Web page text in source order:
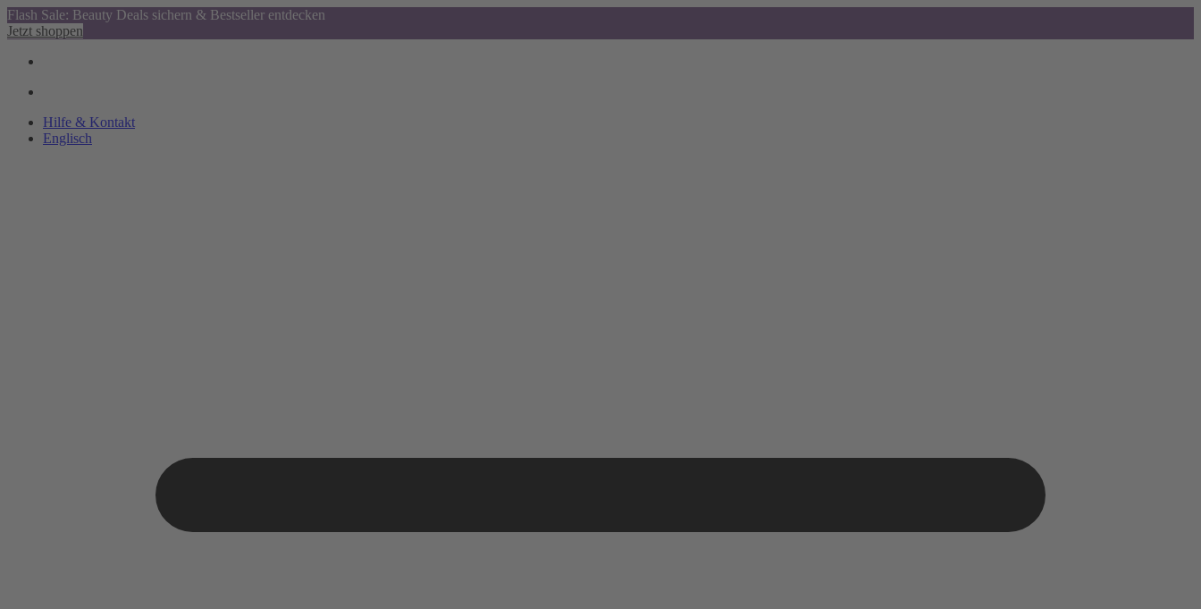
Flash Sale: Beauty Deals sichern & Bestseller entdecken
Jetzt shoppen
Hilfe & Kontakt
Englisch